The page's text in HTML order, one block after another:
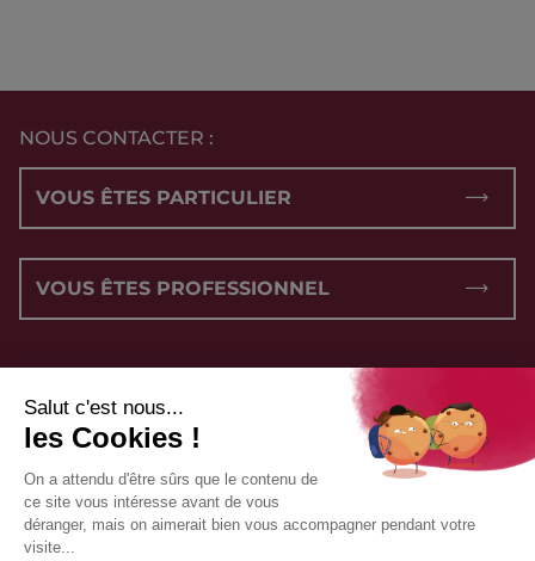
NOUS CONTACTER :
VOUS ÊTES PARTICULIER
VOUS ÊTES PROFESSIONNEL
NOUS SUIVRE :